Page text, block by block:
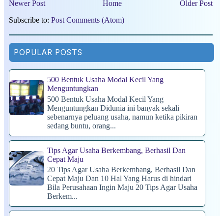
Newer Post Older Post
Home
Subscribe to: Post Comments (Atom)
POPULAR POSTS
500 Bentuk Usaha Modal Kecil Yang
Menguntungkan
500 Bentuk Usaha Modal Kecil Yang
Menguntungkan Didunia ini banyak sekali
sebenarnya peluang usaha, namun ketika pikiran
sedang buntu, orang...
Tips Agar Usaha Berkembang, Berhasil Dan
Cepat Maju
20 Tips Agar Usaha Berkembang, Berhasil Dan
Cepat Maju Dan 10 Hal Yang Harus di hindari
Bila Perusahaan Ingin Maju 20 Tips Agar Usaha
Berkem...